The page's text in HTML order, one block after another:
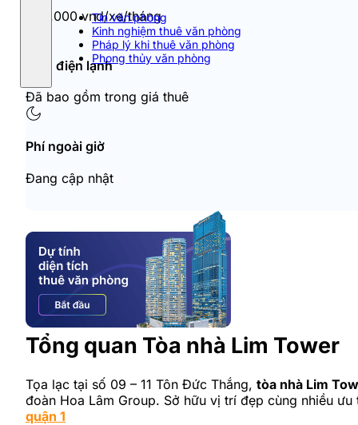
Tin văn phòng
Kinh nghiệm thuê văn phòng
Pháp lý khi thuê văn phòng
Phong thủy văn phòng
320.000 vnd/xe/tháng
Tiền điện lạnh
Đã bao gồm trong giá thuê
Phí ngoài giờ
Đang cập nhật
Tổng quan Tòa nhà Lim Tower
Tọa lạc tại số 09 – 11 Tôn Đức Thắng, tòa nhà Lim
đoàn Hoa Lâm Group. Sở hữu vị trí đẹp cùng nhiều
quận 1